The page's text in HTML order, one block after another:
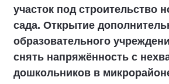
участок под строительство
сада. Открытие
образовательного
снять напряжённость с
дошкольников в